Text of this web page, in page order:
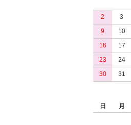
2
3
9
10
16
17
23
24
30
31
日
月